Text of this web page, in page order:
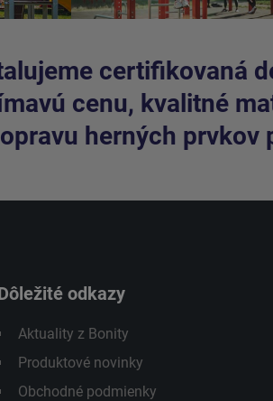
certifikovaná
cenu, kvalitné
herných prvkov
odkazy
Aktuality z Bonity
Produktové novinky
Obchodné podmienky